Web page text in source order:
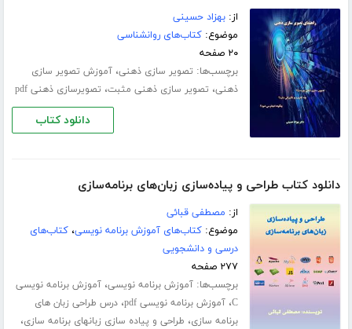
از:بهزاد حسینی
موضوع:کتاب‌های روانشناسی
۲۰ صفحه
برچسب‌ها: تصویر سازی ذهنی،آموزش تصویر سازی
ذهنی، تصویر سازی ذهنی مثبت، تصویرسازی ذهنی pdf
دانلود کتاب
دانلود کتاب طراحی و پیاده‌سازی زبان‌های برنامه‌سازی
از: مصطفی قبائی
موضوع:کتاب‌های آموزش برنامه نویسی،کتاب‌های
درسی و دانشجویی
۲۷۷ صفحه
برچسب‌ها:آموزش برنامه نویسی،آموزش برنامه نویسی
C،آموزش برنامه نویسی pdf ،درس طراحی زبان های
برنامه سازی، طراحی و پیاده سازی زبانهای برنامه سازی،